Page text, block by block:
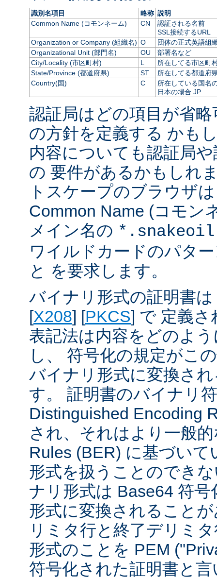
識別名項目 略称 説明
Common Name (コモンネーム)
CN
認証される名前
SSL接続するURL
Organization or Company (組織名) O
団体の正式英語組
Organizational Unit (部門名)
OU
部署名など
City/Locality (市区町村)
L
所在してる市区町
State/Province (都道府県)
ST
所在してる都道府
Country(国)
C
所在している国名
日本の場合 JP
認証局はどの項目が省
の方針を定義する かも
内容についても認証局
の 要件があるかもしれ
トスケープのブラウザ
Common Name (コモン
メイン名の
ワイルドカードのパタ
と を要求します。
バイナリ形式の証明書
[X208] [PKCS] で 定義さ
表記法は内容をどのよ
し、 符号化の規定がこ
バイナリ形式に変換さ
す。 証明書のバイナリ
Distinguished Encoding
され、それはより一般
Rules (BER) に基づい
形式を扱うことのでき
ナリ形式は Base64 符号
形式に変換されること
リミタ行と終了デリミ
形式のことを PEM
符号化された証明書と